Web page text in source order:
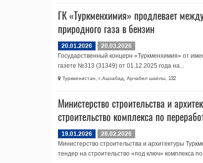
ГК «Туркменхимия» продлевает
природного газа в бензин
20.01.2026
20.03.2026
Государственный концерн «Туркменхимия» от
газете №313 (31349) от 01.12.2025 года на...
Туркменистан, г.Ашхабад, Арчабил шаёлы, 132
Министерство строительства и
строительство комплекса по
19.01.2026
28.02.2026
Министерство строительства и архитектуры
тендер на строительство «под ключ» комплекса